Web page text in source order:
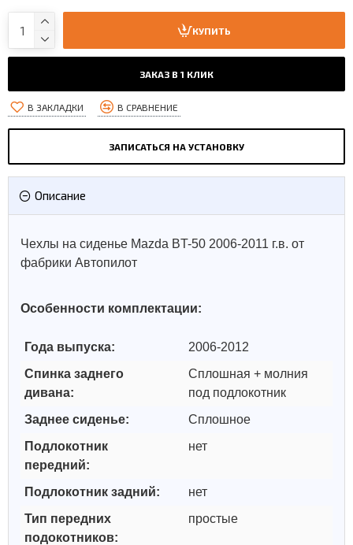
КУПИТЬ
ЗАКАЗ В 1 КЛИК
В ЗАКЛАДКИ В СРАВНЕНИЕ
ЗАПИСАТЬСЯ НА УСТАНОВКУ
Описание
Чехлы на сиденье Mazda BT-50 2006-2011 г.в. от
фабрики Автопилот
Особенности комплектации:
Года выпуска:
2006-2012
Спинка заднего
дивана:
Сплошная + молния
под подлокотник
Заднее сиденье:
Сплошное
Подлокотник
передний:
нет
Подлокотник задний:
нет
Тип передних
подокотников:
простые